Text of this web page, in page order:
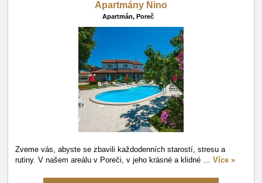
Apartmány Nino
Apartmán, Poreč
Zveme vás, abyste se zbavili každodenních starostí, stresu a
rutiny. V našem areálu v Poreči, v jeho krásné a klidné … Více »